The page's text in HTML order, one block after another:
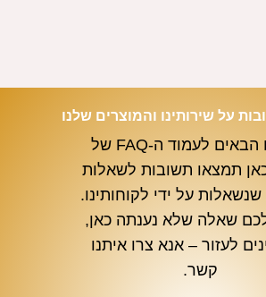
על שירותינו והמוצרים שלנו
ברוכים הבאים לעמוד ה-FAQ של
כאן תמצאו תשובות לשאלות
שנשאלות על ידי לקוחותינו.
שאלה שלא נענתה כאן,
לעזור – אנא צרו איתנו
קשר.